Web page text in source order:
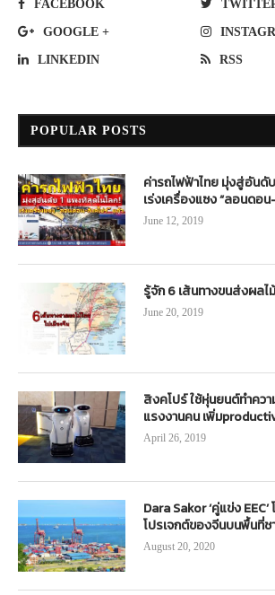
FACEBOOK
GOOGLE +
LINKEDIN RSS
POPULAR POSTS
ค่ารถไฟฟ้าไทย มุ่งสู่อันดั
เร่งเครื่องแซง “ลอนดอ
June 12, 2019
รู้จัก 6 เส้นทางขนส่งผลไ
June 20, 2019
สิงคโปร์ ใช้หุ่นยนต์ทำคว
แรงงานคน เพิ่ม
April 26, 2019
Dara Sakor ‘คู่แข่ง
โปรเจกต์ของจีนบนพื้นที่
August 20, 2020